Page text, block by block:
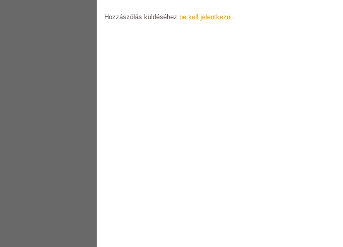
Hozzászólás küldéséhez be kell jelentkezni.